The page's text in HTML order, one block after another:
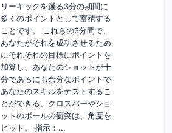
リーキックを蹴る3分の期間に
多くのポイントとして蓄積する
ことです。 これらの3分間で、
あなたがそれを成功させるため
にそれぞれの目標にポイントを
加算し、あなたのショットが十
分であるにも余分なポイントで
あなたのスキルをテストするこ
とができる、クロスバーやショ
ットのボールの衝突は、角度を
ヒット。 指示：...